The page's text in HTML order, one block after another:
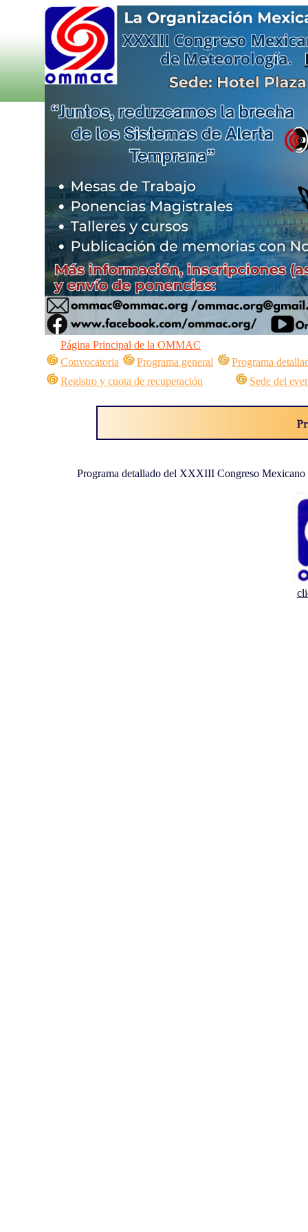
Página Principal de la OMMAC
Convocatoria
Programa general
Programa
Registro y cuota de recuperación
Sede del
Programa detallado del XXXIII Congreso